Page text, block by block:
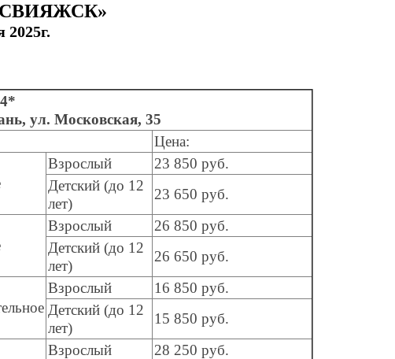
СВИЯЖСК»
ул. Московская, 35
Цена:
Взрослый
23 850 руб.
Детский (до 12
лет)
23 650 руб.
Взрослый
26 850 руб.
Детский (до 12
лет)
26 650 руб.
Взрослый
16 850 руб.
Детский (до 12
лет)
15 850 руб.
Взрослый
28 250 руб.